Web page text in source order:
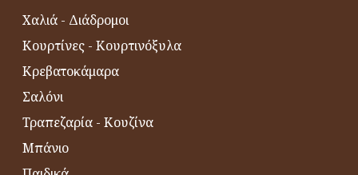
Χαλιά - Διάδρομοι
Κουρτίνες - Κουρτινόξυλα
Κρεβατοκάμαρα
Σαλόνι
Τραπεζαρία - Κουζίνα
Μπάνιο